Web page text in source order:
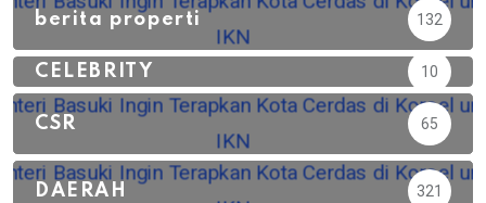
berita properti 132
CELEBRITY 10
CSR 65
DAERAH 321